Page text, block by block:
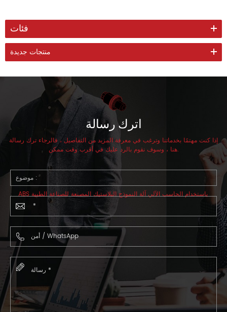
فئات
منتجات جديدة
اترك رسالة
إذا كنت مهتمًا بخدماتنا وترغب في معرفة المزيد من التفاصيل ، فالرجاء ترك رسالة
هنا ، وسوف نقوم بالرد عليك في أقرب وقت ممكن.
موضوع :
ABS باستخدام الحاسب الآلي آلة النموذج البلاستيك المصنعة للصناعة الطبية